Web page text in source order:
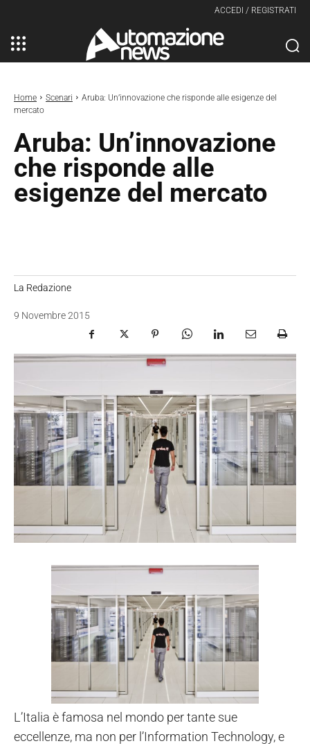
ACCEDI / REGISTRATI
Home Scenari
Aruba: Un’innovazione che risponde alle esigenze del
mercato
Aruba: Un’innovazione
che risponde alle
esigenze del mercato
La Redazione
9 Novembre 2015
L’Italia è famosa nel mondo per tante sue
eccellenze, ma non per l’Information Technology, e